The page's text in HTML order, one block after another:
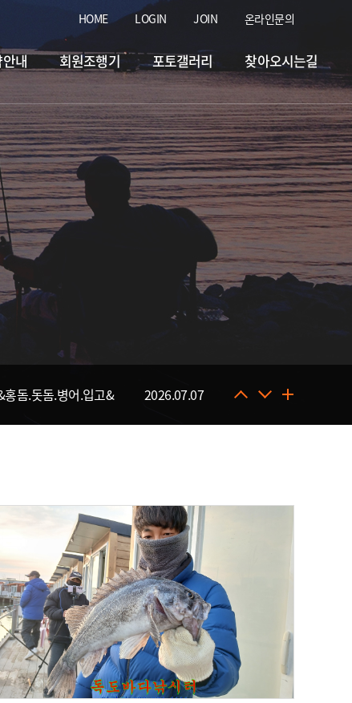
HOME LOGIN JOIN 온라인문의
내 회원조행기 포토갤러리 찾아오시는길
돔.돗돔.병어.입고& 2026.07.07
자바리입고&
돔.돗돔.병어.입고& 2026.07.07